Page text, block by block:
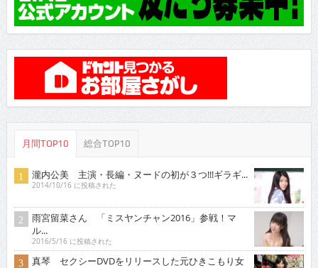
月間TOP10 総合TOP10
瀧内公美 主演・長編・ヌードの初が３つ!!!ギラギ...
2014/10/16 に投稿された
雨宮留菜さん 「ミスヤンチャン2016」参戦！マ
ル...
2016/5/16 に投稿された
真琴 セクシーDVDをリリースした元ひきこもり女